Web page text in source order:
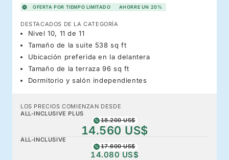
OFERTA POR TIEMPO LIMITADO AHORRE UN 20%
DESTACADOS DE LA CATEGORÍA
Nivel 10, 11 de 11
Tamaño de la suite 538 sq ft
Ubicación preferida en la delantera
Tamaño de la terraza 96 sq ft
Dormitorio y salón independientes
LOS PRECIOS COMIENZAN DESDE
ALL-INCLUSIVE PLUS
18.200 US$
14.560 US$
ALL-INCLUSIVE
17.600 US$
14.080 US$